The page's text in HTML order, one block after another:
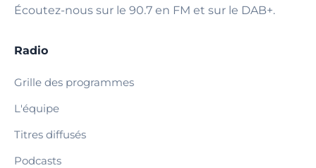
Écoutez-nous sur le 90.7 en FM et sur le DAB+.
Radio
Grille des programmes
L'équipe
Titres diffusés
Podcasts